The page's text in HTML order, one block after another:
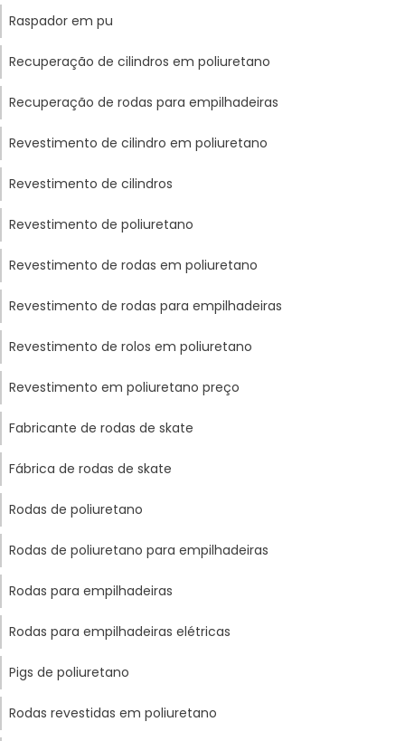
Raspador em pu
Recuperação de cilindros em poliuretano
Recuperação de rodas para empilhadeiras
Revestimento de cilindro em poliuretano
Revestimento de cilindros
Revestimento de poliuretano
Revestimento de rodas em poliuretano
Revestimento de rodas para empilhadeiras
Revestimento de rolos em poliuretano
Revestimento em poliuretano preço
Fabricante de rodas de skate
Fábrica de rodas de skate
Rodas de poliuretano
Rodas de poliuretano para empilhadeiras
Rodas para empilhadeiras
Rodas para empilhadeiras elétricas
Pigs de poliuretano
Rodas revestidas em poliuretano